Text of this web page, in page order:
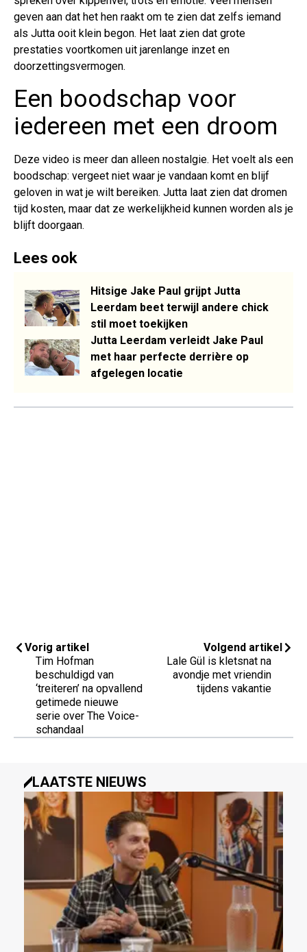
geven aan dat het hen raakt om te zien dat zelfs iemand
als Jutta ooit klein begon. Het laat zien dat grote
prestaties voortkomen uit jarenlange inzet en
doorzettingsvermogen.
Een boodschap voor
iedereen met een droom
Deze video is meer dan alleen nostalgie. Het voelt als een
boodschap: vergeet niet waar je vandaan komt en blijf
geloven in wat je wilt bereiken. Jutta laat zien dat dromen
tijd kosten, maar dat ze werkelijkheid kunnen worden als je
blijft doorgaan.
Lees ook
Hitsige Jake Paul grijpt Jutta
Leerdam beet terwijl andere chick
stil moet toekijken
Jutta Leerdam verleidt Jake Paul
met haar perfecte derrière op
afgelegen locatie
Vorig artikel
Tim Hofman
beschuldigd van
‘treiteren’ na opvallend
getimede nieuwe
serie over The Voice-
schandaal
Volgend artikel
Lale Gül is kletsnat na
avondje met vriendin
tijdens vakantie
LAATSTE NIEUWS